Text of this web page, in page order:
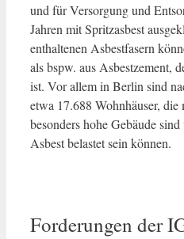
und für Versorgung und
Jahren mit Spritzasbest
enthaltenen Asbestfasern
als bspw. aus Asbestzement,
ist. Vor allem in Berlin sind
etwa 17.688 Wohnhäuser,
besonders hohe Gebäude
Asbest belastet sein können.
Forderungen der